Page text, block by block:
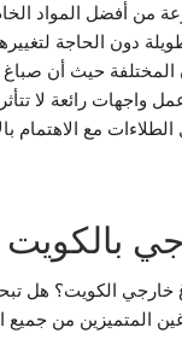
من أفضل المواد
دون الحاجة
المختلفة حيث أن
عمل واجهات رائعة لا
مع الاهتمام
بالكويت
الكويت؟ هل
المتميزين من جميع